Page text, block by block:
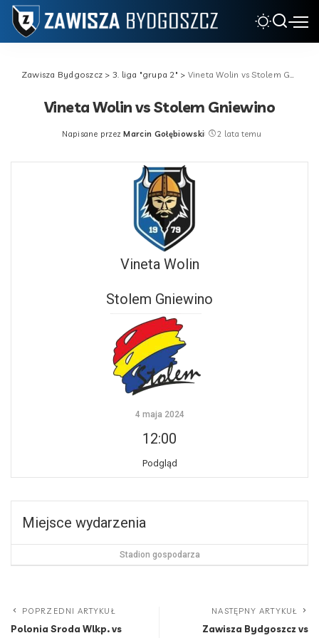
Zawisza Bydgoszcz > 3. liga "grupa 2" > Vineta Wolin vs Stolem Gniewino
Vineta Wolin vs Stolem Gniewino
Posted
Napisane przez Marcin Gołębiowski 2 lata temu
Vineta Wolin
Stolem Gniewino
4 maja 2024
12:00
Podgląd
Miejsce wydarzenia
Stadion gospodarza
POPRZEDNI ARTYKUŁ
Polonia Sroda Wlkp. vs
NASTĘPNY ARTYKUŁ
Zawisza Bydgoszcz vs